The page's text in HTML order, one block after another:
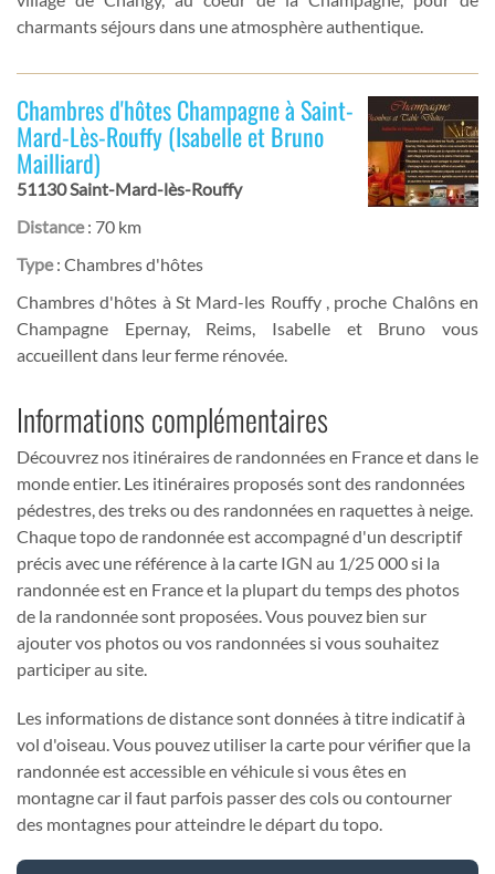
charmants séjours dans une atmosphère authentique.
Chambres d'hôtes Champagne à Saint-
Mard-Lès-Rouffy (Isabelle et Bruno
Mailliard)
51130 Saint-Mard-lès-Rouffy
Distance: 70 km
Type: Chambres d'hôtes
Chambres d'hôtes à St Mard-les Rouffy , proche Chalôns en
Champagne Epernay, Reims, Isabelle et Bruno vous
accueillent dans leur ferme rénovée.
Informations complémentaires
Découvrez nos itinéraires de randonnées en France et dans le
monde entier. Les itinéraires proposés sont des randonnées
pédestres, des treks ou des randonnées en raquettes à neige.
Chaque topo de randonnée est accompagné d'un descriptif
précis avec une référence à la carte IGN au 1/25 000 si la
randonnée est en France et la plupart du temps des photos
de la randonnée sont proposées. Vous pouvez bien sur
ajouter vos photos ou vos randonnées si vous souhaitez
participer au site.
Les informations de distance sont données à titre indicatif à
vol d'oiseau. Vous pouvez utiliser la carte pour vérifier que la
randonnée est accessible en véhicule si vous êtes en
montagne car il faut parfois passer des cols ou contourner
des montagnes pour atteindre le départ du topo.